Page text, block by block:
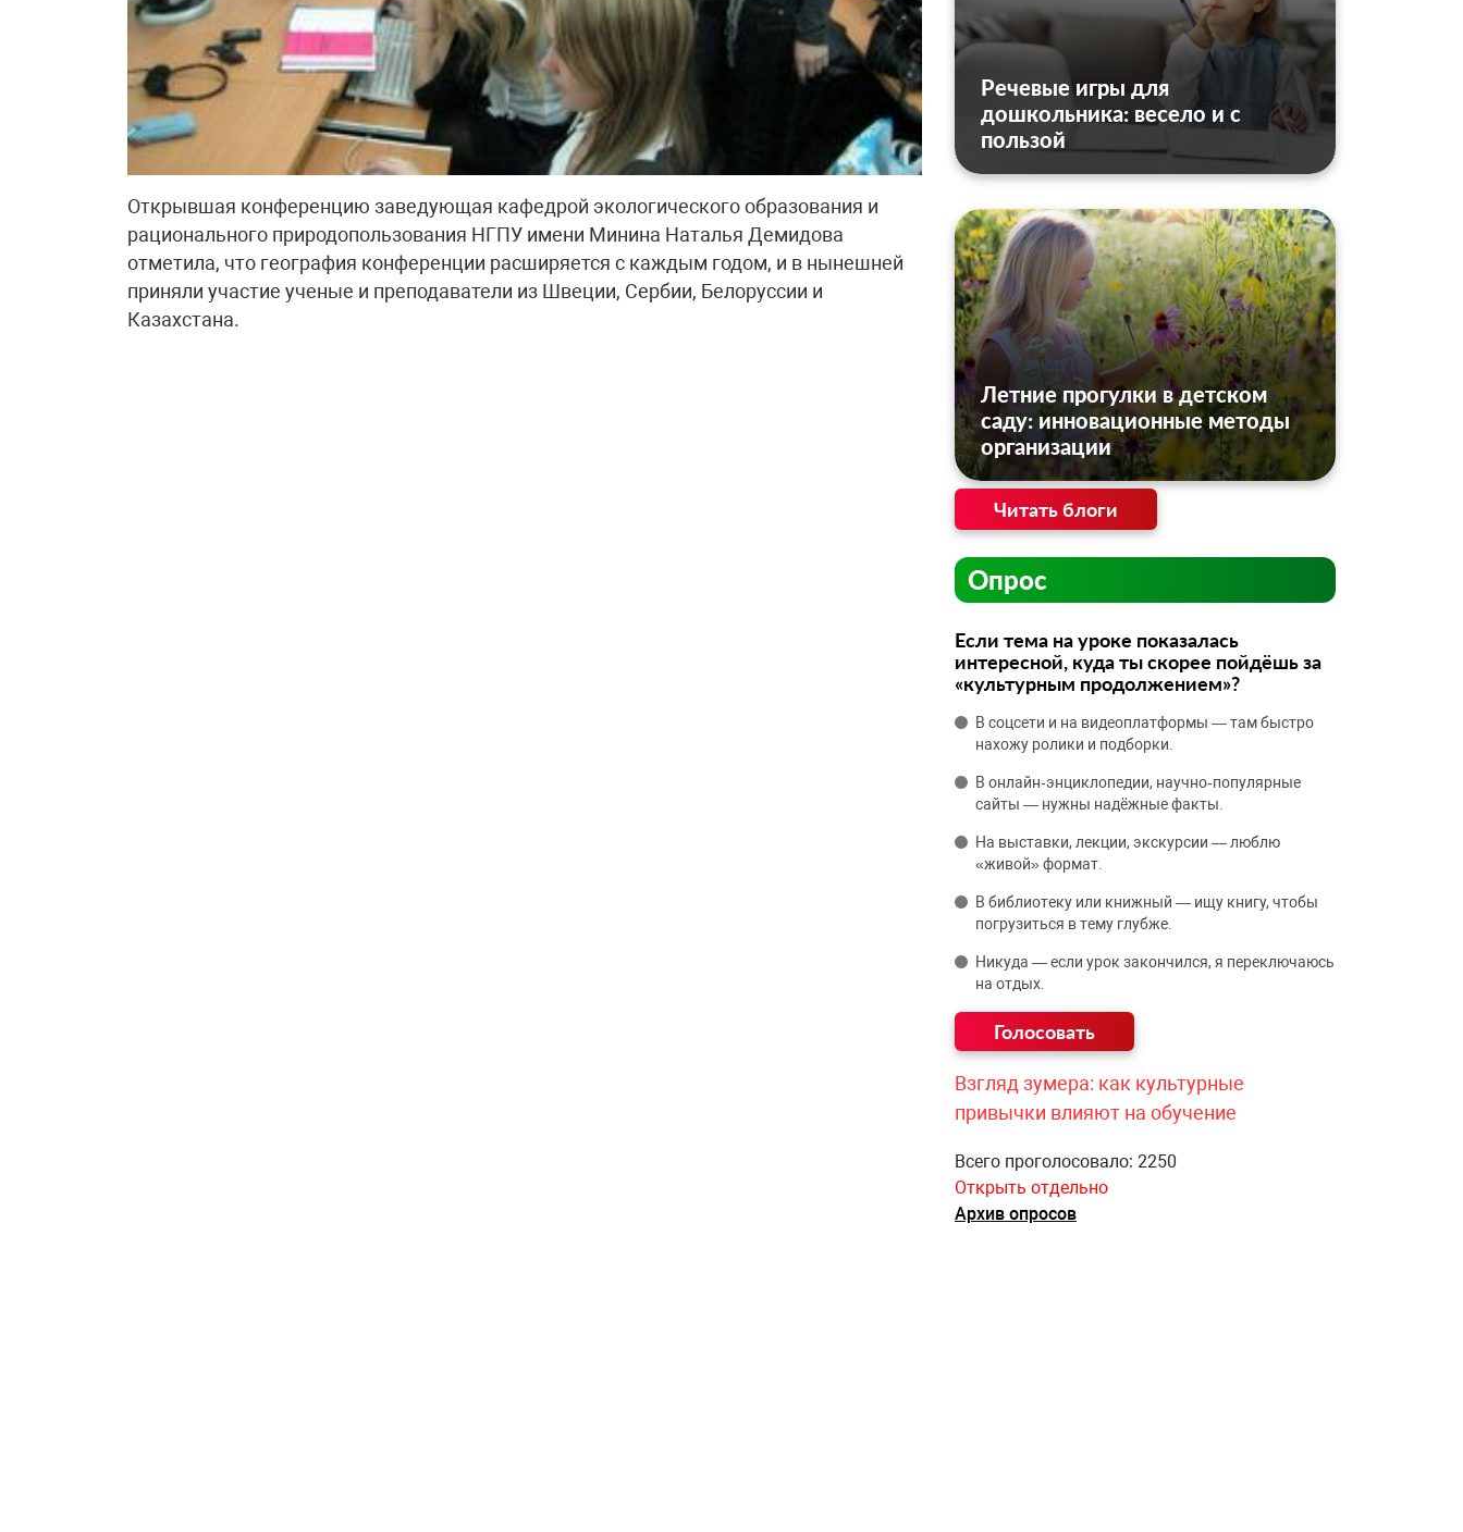
Открывшая конференцию заведующая кафедрой экологического образования и
рационального природопользования НГПУ имени Минина Наталья Демидова
отметила, что география конференции расширяется с каждым годом, и в нынешней
приняли участие ученые и преподаватели из Швеции, Сербии, Белоруссии и
Казахстана.
Речевые игры для
дошкольника: весело и с
пользой
Летние прогулки в детском
саду: инновационные методы
организации
Читать блоги
Опрос
Если тема на уроке показалась
интересной, куда ты скорее пойдёшь за
«культурным продолжением»?
В соцсети и на видеоплатформы — там быстро
нахожу ролики и подборки.
В онлайн‑энциклопедии, научно‑популярные
сайты — нужны надёжные факты.
На выставки, лекции, экскурсии — люблю
«живой» формат.
В библиотеку или книжный — ищу книгу, чтобы
погрузиться в тему глубже.
Никуда — если урок закончился, я переключаюсь
на отдых.
Взгляд зумера: как культурные
привычки влияют на обучение
Всего проголосовало: 2250
Открыть отдельно
Архив опросов